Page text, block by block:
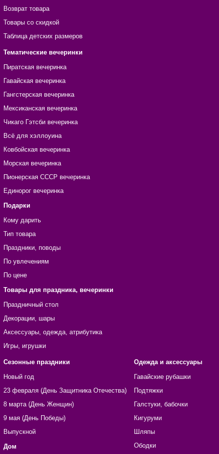
Возврат товара
Товары со скидкой
Таблица детских размеров
Тематические вечеринки
Пиратская вечеринка
Гавайская вечеринка
Гангстерская вечеринка
Мексиканская вечеринка
Чикаго Гэтсби вечеринка
Всё для хэллоуина
Ковбойская вечеринка
Морская вечеринка
Пионерская СССР вечеринка
Единорог вечеринка
Подарки
Кому дарить
Тип товара
Праздники, поводы
По увлечениям
По цене
Товары для праздника, вечеринки
Праздничный стол
Декорации, шары
Аксессуары, одежда, атрибутика
Игры, игрушки
Сезонные праздники
Новый год
23 февраля (День Защитника Отечества)
8 марта (День Женщин)
9 мая (День Победы)
Выпускной
Дом
Одежда и аксессуары
Гавайские рубашки
Подтяжки
Галстуки, бабочки
Кигуруми
Шляпы
Ободки